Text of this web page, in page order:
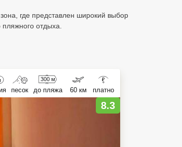
где представлен широкий выбор
отдыха.
песок
300 м
до пляжа 60 км
₽
платно
8.3